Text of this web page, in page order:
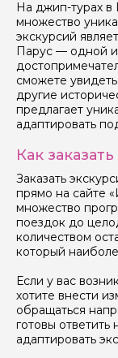
На джип-турах
множество
экскурсий
Парус — одной
сможете
другие
предлагает
адаптировать
Как
Заказать
прямо на сайте
множество
поездок до
количеством
который
Если у вас
хотите внести
обращаться
готовы
адаптировать